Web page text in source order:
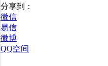
分享到：
微信
易信
微博
QQ空间